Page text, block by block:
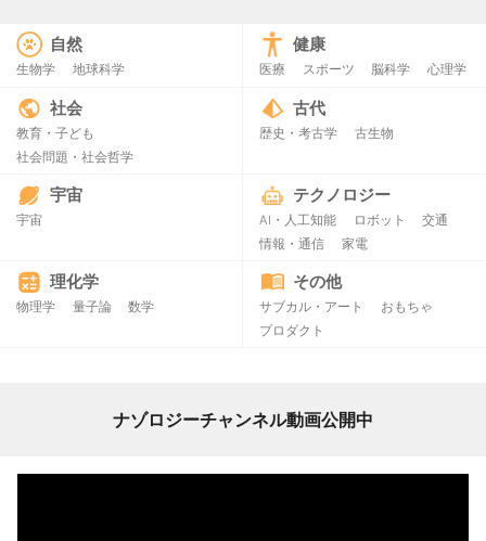
自然
生物学 地球科学
健康
医療 スポーツ 脳科学 心理学
社会
教育・子ども
社会問題・社会哲学
古代
歴史・考古学 古生物
宇宙
宇宙
テクノロジー
AI・人工知能 ロボット
交通
情報・通信
家電
理化学
物理学 量子論 数学
その他
サブカル・アート
おもちゃ
プロダクト
ナゾロジーチャンネル動画公開中